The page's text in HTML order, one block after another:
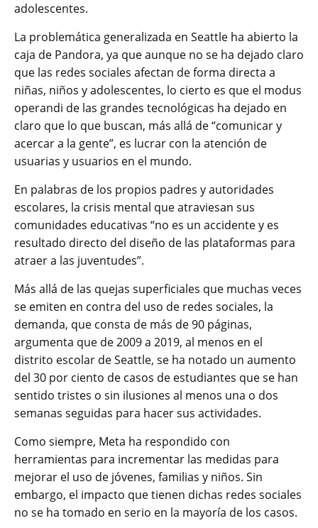
adolescentes.
La problemática generalizada en Seattle ha abierto la
caja de Pandora, ya que aunque no se ha dejado claro
que las redes sociales afectan de forma directa a
niñas, niños y adolescentes, lo cierto es que el modus
operandi de las grandes tecnológicas ha dejado en
claro que lo que buscan, más allá de “comunicar y
acercar a la gente”, es lucrar con la atención de
usuarias y usuarios en el mundo.
En palabras de los propios padres y autoridades
escolares, la crisis mental que atraviesan sus
comunidades educativas “no es un accidente y es
resultado directo del diseño de las plataformas para
atraer a las juventudes”.
Más allá de las quejas superficiales que muchas veces
se emiten en contra del uso de redes sociales, la
demanda, que consta de más de 90 páginas,
argumenta que de 2009 a 2019, al menos en el
distrito escolar de Seattle, se ha notado un aumento
del 30 por ciento de casos de estudiantes que se han
sentido tristes o sin ilusiones al menos una o dos
semanas seguidas para hacer sus actividades.
Como siempre, Meta ha respondido con
herramientas para incrementar las medidas para
mejorar el uso de jóvenes, familias y niños. Sin
embargo, el impacto que tienen dichas redes sociales
no se ha tomado en serio en la mayoría de los casos.